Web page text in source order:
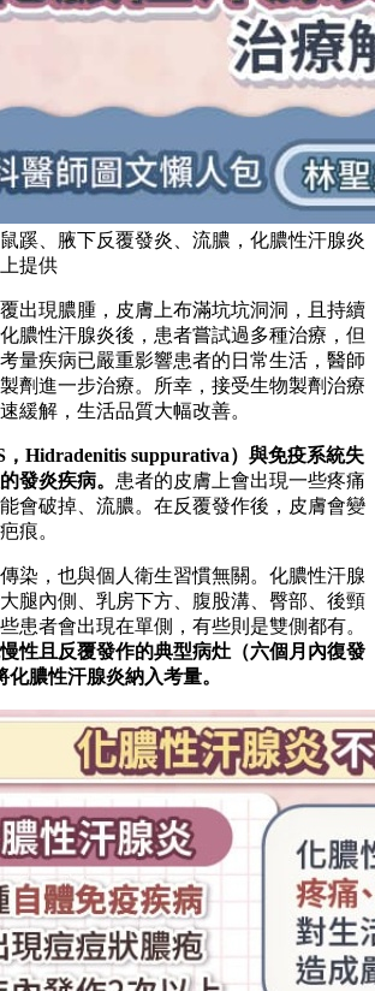
蹊、腋下反覆發炎、流膿，化膿性汗腺炎
提供
出現膿腫，皮膚上布滿坑坑洞洞，且持續
膿性汗腺炎後，患者嘗試過多種治療，但
量疾病已嚴重影響患者的日常生活，醫師
劑進一步治療。所幸，接受生物製劑治療
緩解，生活品質大幅改善。
Hidradenitis suppurativa）與免疫系統失
發炎疾病。 患者的皮膚上會出現一些疼痛
會破掉、流膿。在反覆發作後，皮膚會變
痕。
染，也與個人衛生習慣無關。化膿性汗腺
腿內側、乳房下方、腹股溝、臀部、後頸
患者會出現在單側，有些則是雙側都有。
性且反覆發作的典型病灶（六個月內復發
膿性汗腺炎納入考量。